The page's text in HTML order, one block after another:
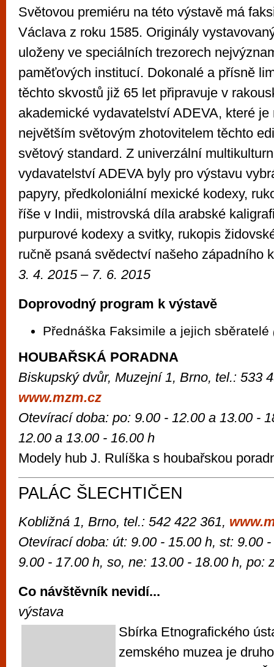
Světovou premiéru na této výstavě má
Václava z roku 1585. Originály
uloženy ve speciálních trezorech
paměťových institucí. Dokonalé a přísně
těchto skvostů již 65 let připravuje v
akademické vydavatelství ADEVA, které je
největším světovým zhotovitelem těchto
světový standard. Z univerzální
vydavatelství ADEVA byly pro výstavu
papyry, předkoloniální mexické kodexy,
říše v Indii, mistrovská díla arabské
purpurové kodexy a svitky, rukopis
ručně psaná svědectví našeho západního
3. 4. 2015 – 7. 6. 2015
Doprovodný program k výstavě
Přednáška Faksimile a jejich sběratelé
HOUBAŘSKÁ PORADNA
Biskupský dvůr, Muzejní 1, Brno, tel.: 533
www.mzm.cz
Otevírací doba: po: 9.00 - 12.00 a 13.00 -
12.00 a 13.00 - 16.00 h
Modely hub J. Rulíška s houbařskou
PALÁC ŠLECHTIČEN
Kobližná 1, Brno, tel.: 542 422 361,
Otevírací doba: út: 9.00 - 15.00 h, st: 9.00
9.00 - 17.00 h, so, ne: 13.00 - 18.00 h, po:
Co návštěvník nevidí...
výstava
Sbírka Etnografického
zemského muzea je